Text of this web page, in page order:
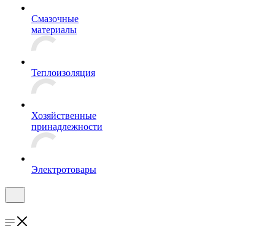
Смазочные
материалы
Теплоизоляция
Хозяйственные
принадлежности
Электротовары